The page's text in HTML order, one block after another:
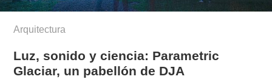
Arquitectura
Luz, sonido y ciencia: Parametric
Glaciar, un pabellón de DJA